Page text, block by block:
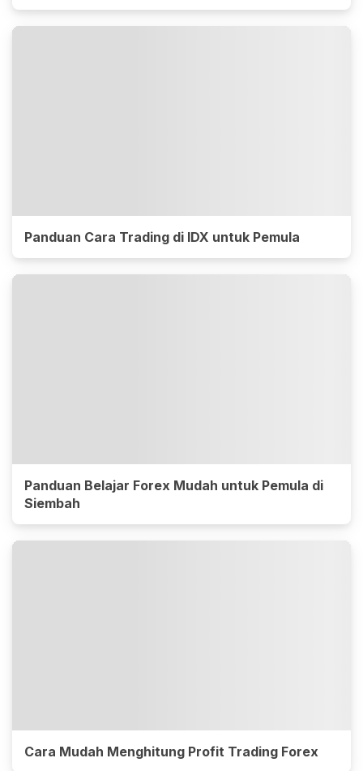
Panduan Cara Trading di IDX untuk Pemula
Panduan Belajar Forex Mudah untuk Pemula di
Siembah
Cara Mudah Menghitung Profit Trading Forex